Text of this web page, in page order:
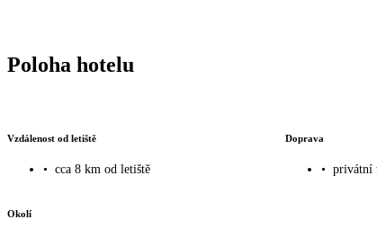
Poloha hotelu
Vzdálenost od letiště
• cca 8 km od letiště
Doprava
• privátní
Okolí